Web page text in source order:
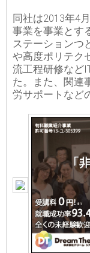
同社は2013年4
事業を事業とす
ステーションつ
や高度ポリテク
流工程研修など
た。また、関連
労サポートなど